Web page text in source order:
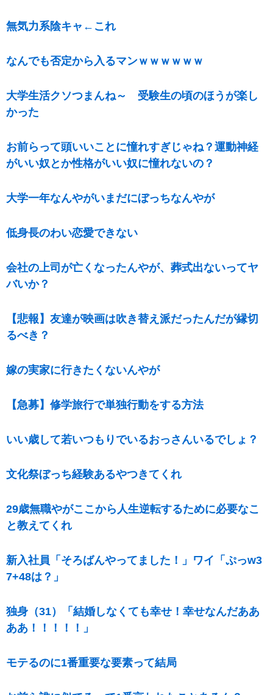
無気力系陰キャ←これ
なんでも否定から入るマンｗｗｗｗｗｗ
大学生活クソつまんね～ 受験生の頃のほうが楽し
かった
お前らって頭いいことに憧れすぎじゃね？運動神経
がいい奴とか性格がいい奴に憧れないの？
大学一年なんやがいまだにぼっちなんやが
低身長のわい恋愛できない
会社の上司が亡くなったんやが、葬式出ないってヤ
バいか？
【悲報】友達が映画は吹き替え派だったんだが縁切
るべき？
嫁の実家に行きたくないんやが
【急募】修学旅行で単独行動をする方法
いい歳して若いつもりでいるおっさんいるでしょ？
文化祭ぼっち経験あるやつきてくれ
29歳無職やがここから人生逆転するために必要なこ
と教えてくれ
新入社員「そろばんやってました！」ワイ「ぷっw3
7+48は？」
独身（31）「結婚しなくても幸せ！幸せなんだああ
ああ！！！！！」
モテるのに1番重要な要素って結局